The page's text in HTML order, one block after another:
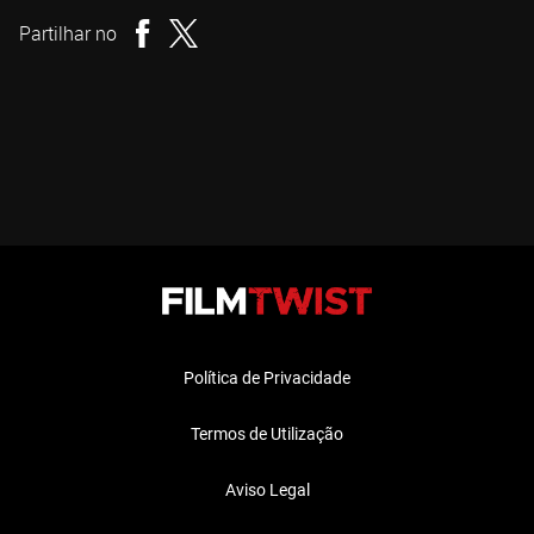
Partilhar no
Política de Privacidade
Termos de Utilização
Aviso Legal